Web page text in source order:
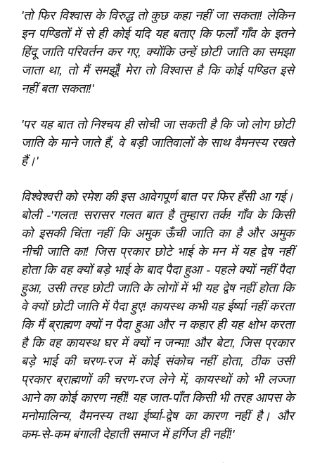
'तो फिर विश्‍वास के विरुद्ध तो कुछ कहा नहीं जा सकता! लेकिन
इन पण्डितों में से ही कोई यदि यह बताए कि फलाँ गाँव के इतने
हिंदू जाति परिवर्तन कर गए, क्योंकि उन्हें छोटी जाति का समझा
जाता था, तो मैं समझूँ! मेरा तो विश्‍वास है कि कोई पण्डित इसे
नहीं बता सकता!'
'पर यह बात तो निश्‍चय ही सोची जा सकती है कि जो लोग छोटी
जाति के माने जाते हैं, वे बड़ी जातिवालों के साथ वैमनस्य रखते
हैं।'
विश्‍वेश्‍वरी को रमेश की इस आवेगपूर्ण बात पर फिर हँसी आ गई।
बोली -'गलत! सरासर गलत बात है तुम्हारा तर्क! गाँव के किसी
को इसकी चिंता नहीं कि अमुक ऊँची जाति का है और अमुक
नीची जाति का! जिस प्रकार छोटे भाई के मन में यह द्वेष नहीं
होता कि वह क्यों बड़े भाई के बाद पैदा हुआ - पहले क्यों नहीं पैदा
हुआ, उसी तरह छोटी जाति के लोगों में भी यह द्वेष नहीं होता कि
वे क्यों छोटी जाति में पैदा हुए! कायस्थ कभी यह ईर्ष्या नहीं करता
कि मैं ब्राह्मण क्यों न पैदा हुआ और न कहार ही यह क्षोभ करता
है कि वह कायस्थ घर में क्यों न जन्मा! और बेटा, जिस प्रकार
बड़े भाई की चरण-रज में कोई संकोच नहीं होता, ठीक उसी
प्रकार ब्राह्मणों की चरण-रज लेने में, कायस्थों को भी लज्जा
आने का कोई कारण नहीं! यह जात-पाँत किसी भी तरह आपस के
मनोमालिन्य, वैमनस्य तथा ईर्ष्या-द्वेष का कारण नहीं है। और
कम-से-कम बंगाली देहाती समाज में हर्गिज ही नहीं!'